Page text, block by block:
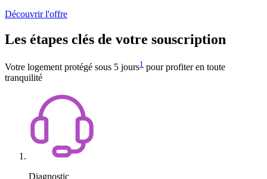
Découvrir l'offre
Les étapes clés de votre souscription
Votre logement protégé sous 5 jours1 pour profiter en toute
tranquilité
Diagnostic